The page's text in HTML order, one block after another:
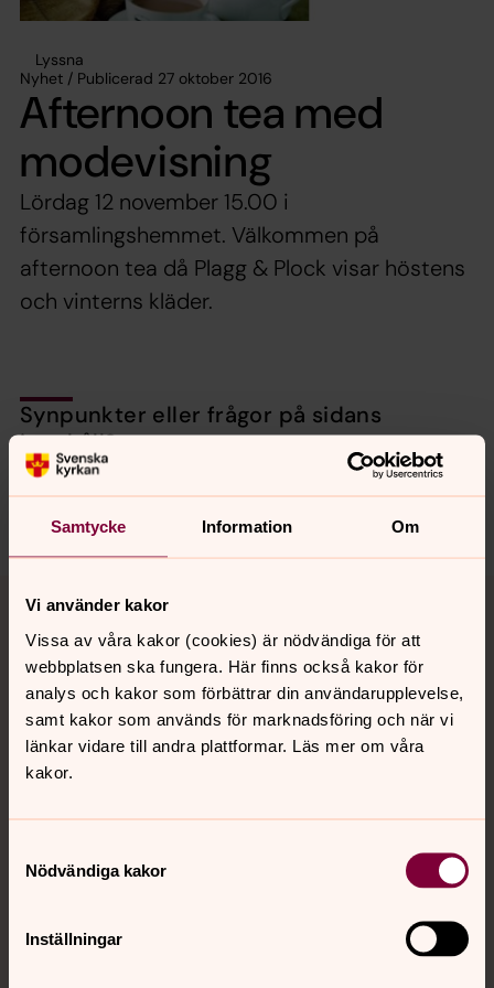
Samtycke Information Om
Vi använder kakor
Vissa av våra kakor (cookies) är nödvändiga för att
webbplatsen ska fungera. Här finns också kakor för
analys och kakor som förbättrar din användarupplevelse,
samt kakor som används för marknadsföring och när vi
länkar vidare till andra plattformar. Läs mer om våra
kakor.
Nödvändiga kakor
Inställningar
Lyssna
Nyhet / Publicerad 27 oktober 2016
Afternoon tea med
modevisning
Lördag 12 november 15.00 i
församlingshemmet. Välkommen på
afternoon tea då Plagg & Plock visar höstens
och vinterns kläder.
Synpunkter eller frågor på sidans
innehåll?
nora.tarnsjo.forsamling@svenskakyrkan.se
Kontakt
Kalender
Hitta snabbt
Sociala kanaler